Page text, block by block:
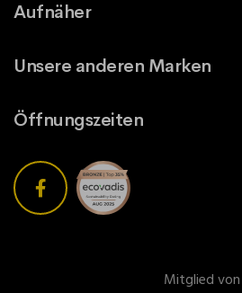
Aufnäher
Unsere anderen Marken
Öffnungszeiten
Mitglied von